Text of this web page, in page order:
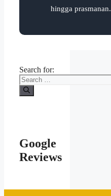
hingga prasmanan.
Search for:
Google
Reviews